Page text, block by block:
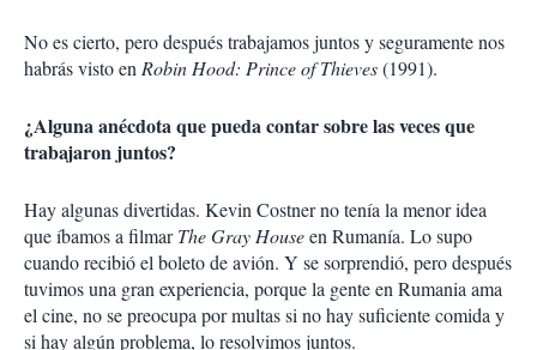
No es cierto, pero después trabajamos juntos y seguramente nos
habrás visto enRobin Hood: Prince of Thieves(1991).
¿Alguna anécdota que pueda contar sobre las veces que
trabajaron juntos?
Hay algunas divertidas. Kevin Costner no tenía la menor idea
que íbamos a filmarThe Gray Houseen Rumanía. Lo supo
cuando recibió el boleto de avión. Y se sorprendió, pero después
tuvimos una gran experiencia, porque la gente en Rumania ama
el cine, no se preocupa por multas si no hay suficiente comida y
si hay algún problema, lo resolvimos juntos.